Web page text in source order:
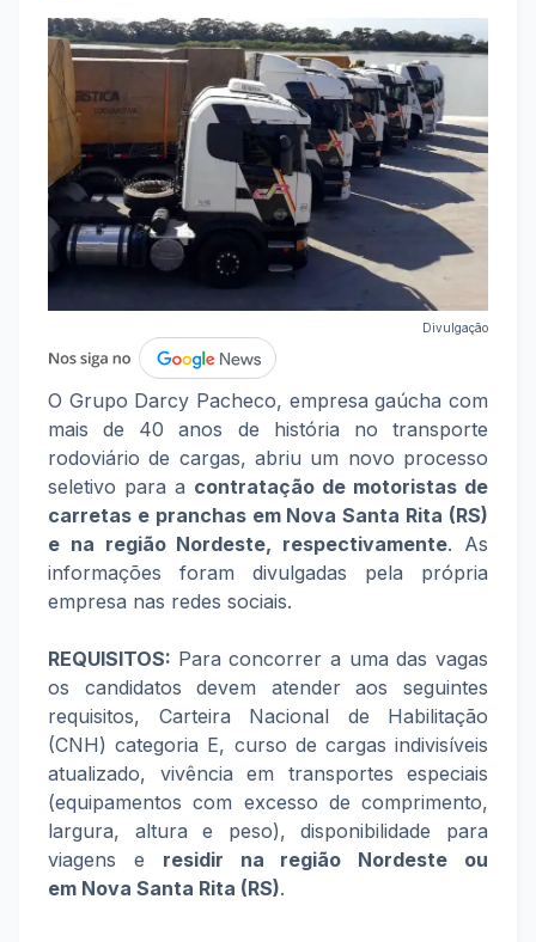
Divulgação
O Grupo Darcy Pacheco, empresa gaúcha com
mais de 40 anos de história no transporte
rodoviário de cargas, abriu um novo processo
seletivo para a contratação de motoristas de
carretas e pranchas em Nova Santa Rita (RS)
e na região Nordeste, respectivamente. As
informações foram divulgadas pela própria
empresa nas redes sociais.
REQUISITOS: Para concorrer a uma das vagas
os candidatos devem atender aos seguintes
requisitos, Carteira Nacional de Habilitação
(CNH) categoria E, curso de cargas indivisíveis
atualizado, vivência em transportes especiais
(equipamentos com excesso de comprimento,
largura, altura e peso), disponibilidade para
viagens e residir na região Nordeste ou
em Nova Santa Rita (RS).